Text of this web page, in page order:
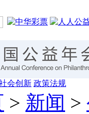
会创新 政策法规
> 新闻 >